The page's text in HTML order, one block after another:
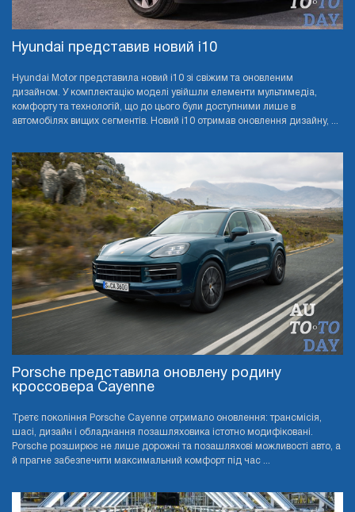
Hyundai представив новий i10
Hyundai Motor представила новий i10 зі свіжим та оновленим
дизайном. У комплектацію моделі увійшли елементи мультимедіа,
комфорту та технологій, що до цього були доступними лише в
автомобілях вищих сегментів. Новий i10 отримав оновлення дизайну, ...
Porsche представила оновлену родину
кроссовера Cayenne
Третє покоління Porsche Cayenne отримало оновлення: трансмісія,
шасі, дизайн і обладнання позашляховика істотно модифіковані.
Porsche розширює не лише дорожні та позашляхові можливості авто, а
й прагне забезпечити максимальний комфорт під час ...